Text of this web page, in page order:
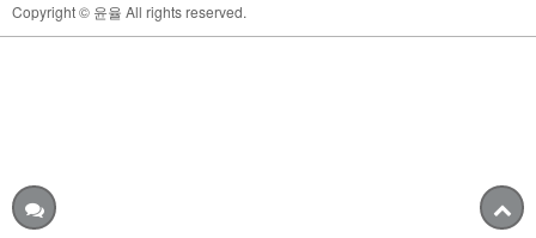
Copyright © 윤율 All rights reserved.